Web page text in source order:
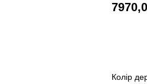
Колір